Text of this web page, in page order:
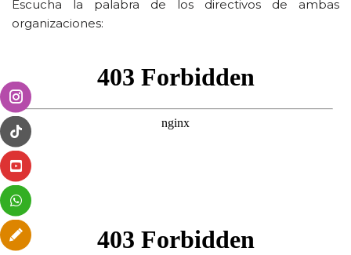
Escucha la palabra de los directivos de ambas
organizaciones: